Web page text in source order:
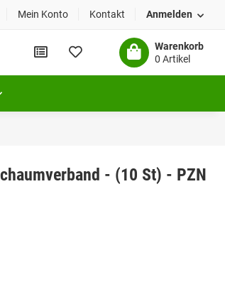
Mein Konto Kontakt Anmelden
Warenkorb
0 Artikel
- (10 St) - PZN